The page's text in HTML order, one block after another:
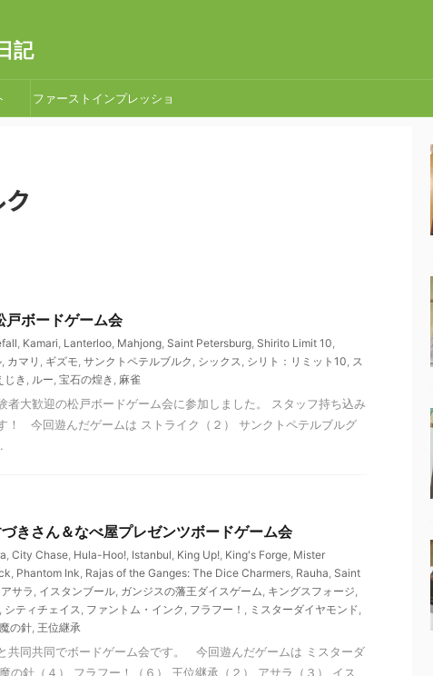
記
ファーストインプレッショ
ボードゲーム会
, Kamari, Lanterloo, Mahjong, Saint Petersburg, Shirito Limit 10,
, カマリ , ギズモ, サンクトペテルブルク , シックス, シリト：リミット10, ス
じき , ルー, 宝石の煌き , 麻雀
者大歓迎の松戸ボードゲーム会に参加しました。 スタッフ持ち込み
！ 今回遊んだゲームは ストライク（２） サンクトペテルブルグ
さん＆なべ屋プレゼンツボードゲーム会
, City Chase, Hula-Hoo!, Istanbul, King Up!, King's Forge, Mister
, Phantom Ink, Rajas of the Ganges: The Dice Charmers, Rauha, Saint
アサラ , イスタンブール, ガンジスの藩王ダイスゲーム, キングスフォージ,
, シティチェイス, ファントム・インク , フラフー！ , ミスターダイヤモンド,
の針, 王位継承
共同共同でボードゲーム会です。 今回遊んだゲームは ミスターダ
の針（４） フラフー！（６） 王位継承（２） アサラ（３） イス